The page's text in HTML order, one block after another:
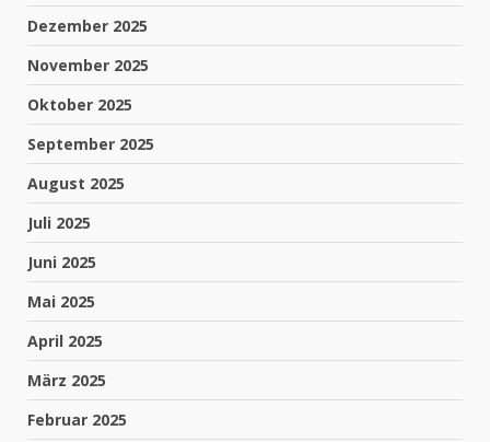
Dezember 2025
November 2025
Oktober 2025
September 2025
August 2025
Juli 2025
Juni 2025
Mai 2025
April 2025
März 2025
Februar 2025